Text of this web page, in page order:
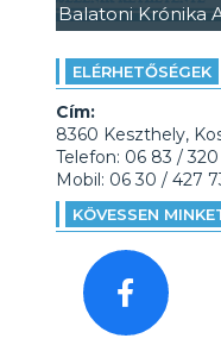
Balatoni Krónika
ELÉRHETŐSÉGEK
Cím:
8360 Keszthely,
Telefon: 06 83 /
Mobil: 06 30 / 427
KÖVESSEN